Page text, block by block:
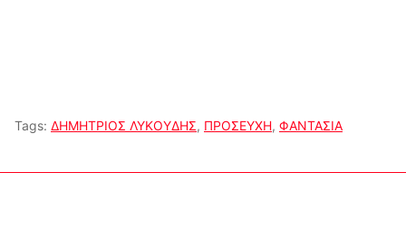
Tags: ΔΗΜΗΤΡΙΟΣ ΛΥΚΟΥΔΗΣ, ΠΡΟΣΕΥΧΗ, ΦΑΝΤΑΣΙΑ